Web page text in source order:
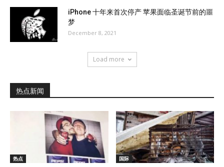
iPhone 十年来首次停产 苹果面临圣诞节前的噩
梦
December 8, 2021
Load more
热点新闻
热点 国际